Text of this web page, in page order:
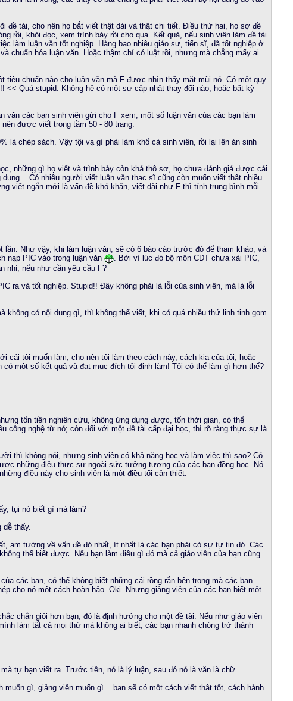
đề tài, cho nên họ bắt viết thật dài và thật chi tiết. Điều thứ hai, họ sợ đề
rồi, khỏi đọc, xem trình bày rồi cho qua. Kết quả, nếu sinh viên làm đề tài
làm luận văn tốt nghiệp. Hàng bao nhiêu giáo sư, tiến sĩ, đã tốt nghiệp ở
chuẩn hóa luận văn. Hoặc thậm chí có luật rồi, nhưng mà chẳng mấy ai
chuẩn nào cho luận văn mà F được nhìn thấy mặt mũi nó. Có một quy
Quá stupid. Không hề có một sự cập nhật thay đổi nào, hoặc bất kỳ
các bạn sinh viên gửi cho F xem, một số luận văn của các bạn làm
được viết trong tầm 50 - 80 trang.
là chép sách. Vậy tội vạ gì phải làm khổ cả sinh viên, rồi lại lên án sinh
những gì họ viết và trình bày còn khá thô sơ, họ chưa đánh giá được cái
Có nhiều người viết luận văn thạc sĩ cũng còn muốn viết thật nhiều
viết ngắn mới là vấn đề khó khăn, viết dài như F thì tính trung bình mỗi
Như vậy, khi làm luận văn, sẽ có 6 báo cáo trước đó để tham khảo, và
nạp PIC vào trong luận văn
. Bởi vì lúc đó bộ môn CDT chưa xài PIC,
nhỉ, nếu như cần yêu cầu F?
ra và tốt nghiệp. Stupid!! Đây không phải là lỗi của sinh viên, mà là lỗi
không có nội dung gì, thì không thể viết, khi có quá nhiều thứ linh tinh gom
cái tôi muốn làm; cho nên tôi làm theo cách này, cách kia của tôi, hoặc
một số kết quả và đạt mục đích tôi định làm! Tôi có thể làm gì hơn thế?
tốn tiền nghiên cứu, không ứng dụng được, tốn thời gian, có thể
công nghệ từ nó; còn đối với một đề tài cấp đại học, thì rõ ràng thực sự là
thì không nói, nhưng sinh viên có khả năng học và làm việc thì sao? Có
những điều thực sự ngoài sức tưởng tượng của các bạn đồng học. Nó
điều này cho sinh viên là một điều tối cần thiết.
tụi nó biết gì mà làm?
thấy.
am tường về vấn đề đó nhất, ít nhất là các bạn phải có sự tự tin đó. Các
thể biết được. Nếu bạn làm điều gì đó mà cả giáo viên của bạn cũng
các bạn, có thể không biết những cái rồng rắn bên trong mà các bạn
cho nó một cách hoàn hảo. Oki. Nhưng giảng viên của các bạn biết một
chắn giỏi hơn bạn, đó là định hướng cho một đề tài. Nếu như giáo viên
làm tất cả mọi thứ mà không ai biết, các bạn nhanh chóng trở thành
tự bạn viết ra. Trước tiên, nó là lý luận, sau đó nó là văn là chữ.
gì, giảng viên muốn gì... bạn sẽ có một cách viết thật tốt, cách hành